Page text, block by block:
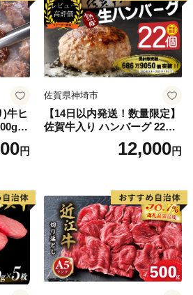
牛ヒ
円
佐賀県神埼市
【14日以内発送！数量限定】
佐賀牛入り ハンバーグ 22個
2.6kg(120g×22個)【佐賀牛
黒毛和牛 ブランド牛 九州 ハ
気】(H083106)
12,000円